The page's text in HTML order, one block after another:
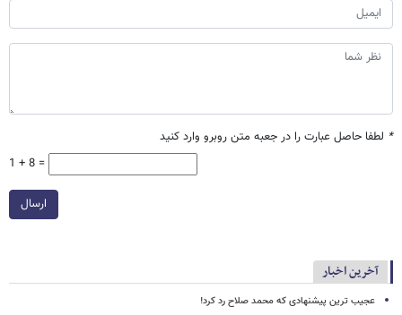
* لطفا حاصل عبارت را در جعبه متن روبرو وارد کنید
1 + 8 =
ارسال
آخرین اخبار
عجیب ترین پیشنهادی که محمد صلاح رد کرد!